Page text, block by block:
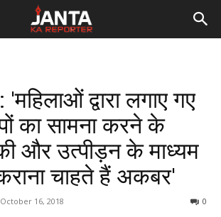
द्वारा लगाए गए
का सामना करने के
और उत्पीड़न के माध्यम
चाहते हैं अकबर'
October 16, 2018 0